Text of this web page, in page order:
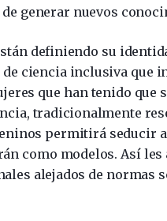
generar nuevos
definiendo su
ciencia inclusiva que
que han tenido
tradicionalmente
permitirá seducir
como modelos. Así
alejados de normas